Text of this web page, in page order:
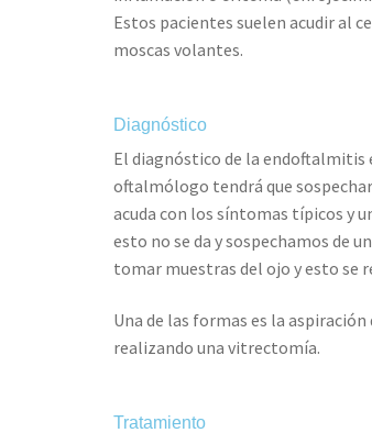
Estos pacientes suelen acudir al
moscas volantes.
Diagnóstico
El diagnóstico de la
oftalmólogo tendrá que
acuda con los síntomas típicos y
esto no se da y sospechamos de
tomar muestras del ojo y esto se
Una de las formas es la
realizando una vitrectomía.
Tratamiento